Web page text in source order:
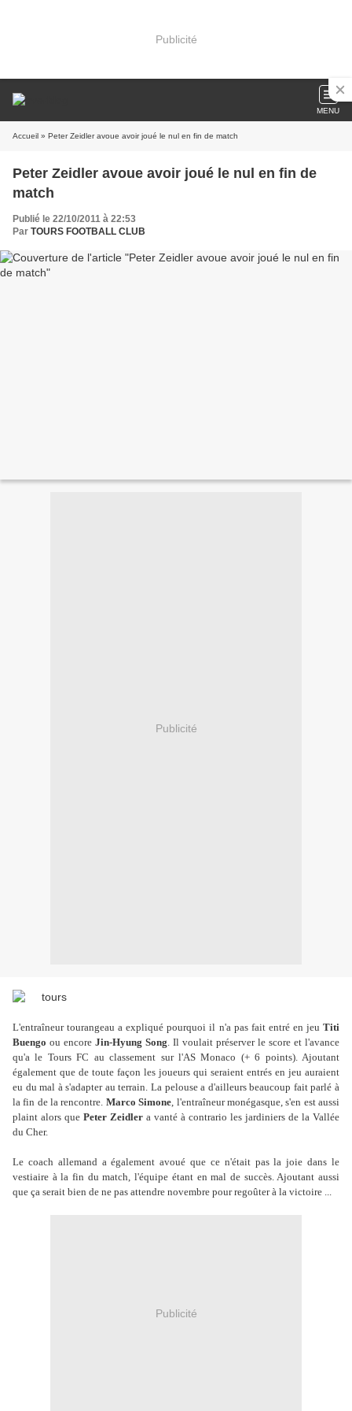
Publicité
MENU
Accueil » Peter Zeidler avoue avoir joué le nul en fin de match
Peter Zeidler avoue avoir joué le nul en fin de
match
Publié le 22/10/2011 à 22:53
Par TOURS FOOTBALL CLUB
Publicité
L'entraîneur tourangeau a expliqué pourquoi il n'a pas fait entré en jeu Titi
Buengo ou encore Jin-Hyung Song. Il voulait préserver le score et l'avance
qu'a le Tours FC au classement sur l'AS Monaco (+ 6 points). Ajoutant
également que de toute façon les joueurs qui seraient entrés en jeu auraient
eu du mal à s'adapter au terrain. La pelouse a d'ailleurs beaucoup fait parlé à
la fin de la rencontre. Marco Simone, l'entraîneur monégasque, s'en est aussi
plaint alors que Peter Zeidler a vanté à contrario les jardiniers de la Vallée
du Cher.
Le coach allemand a également avoué que ce n'était pas la joie dans le
vestiaire à la fin du match, l'équipe étant en mal de succès. Ajoutant aussi
que ça serait bien de ne pas attendre novembre pour regoûter à la victoire ...
Publicité